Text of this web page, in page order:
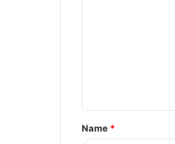
t
*
Name *